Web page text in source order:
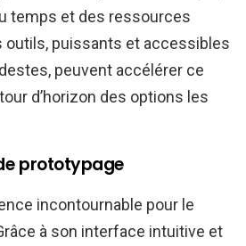
temps et des ressources
outils, puissants et accessibles
peuvent accélérer ce
d’horizon des options les
prototypage
incontournable pour le
à son interface intuitive et